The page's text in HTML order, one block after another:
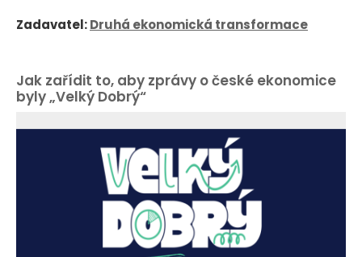
Zadavatel:Druhá ekonomická transformace
Jak zařídit to, aby zprávy o české ekonomice
byly „Velký Dobrý“